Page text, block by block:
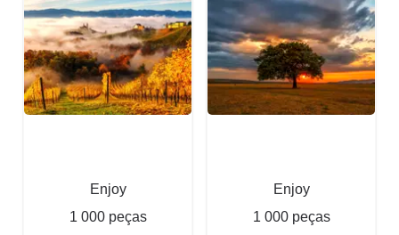
Enjoy
1 000 peças
Enjoy
1 000 peças